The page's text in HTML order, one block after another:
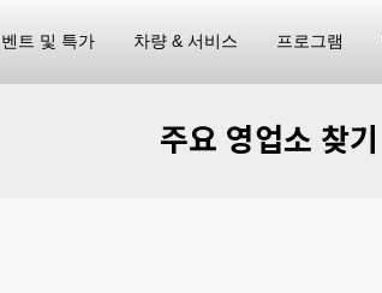
트 및 특가 차량 & 서비스 프로그램
주요 영업소 찾기